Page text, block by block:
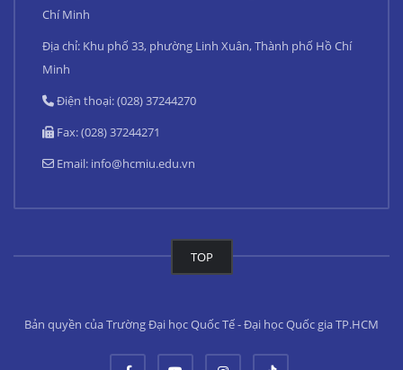
Chí Minh
Địa chỉ: Khu phố 33, phường Linh Xuân, Thành phố Hồ Chí
Minh
Điện thoại: (028) 37244270
Fax: (028) 37244271
Email: info@hcmiu.edu.vn
TOP
Bản quyền của Trường Đại học Quốc Tế - Đại học Quốc gia TP.HCM